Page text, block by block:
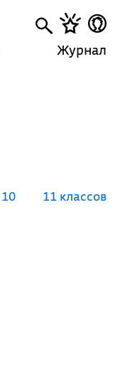
Журнал
10 11 классов